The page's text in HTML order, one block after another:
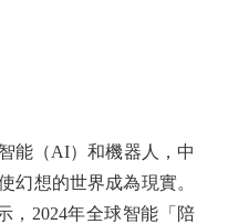
（AI）和機器人，中
幻想的世界成為現實。
，2024年全球智能「陪